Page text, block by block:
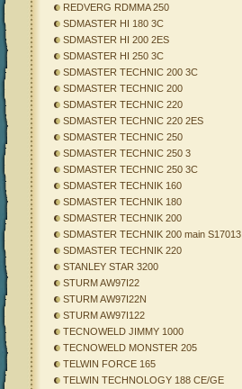
REDVERG RDMMA 250
SDMASTER HI 180 3C
SDMASTER HI 200 2ES
SDMASTER HI 250 3C
SDMASTER TECHNIC 200 3C
SDMASTER TECHNIC 200
SDMASTER TECHNIC 220
SDMASTER TECHNIC 220 2ES
SDMASTER TECHNIC 250
SDMASTER TECHNIC 250 3
SDMASTER TECHNIC 250 3C
SDMASTER TECHNIK 160
SDMASTER TECHNIK 180
SDMASTER TECHNIK 200
SDMASTER TECHNIK 200 main S17013
SDMASTER TECHNIK 220
STANLEY STAR 3200
STURM AW97I22
STURM AW97I22N
STURM AW97I122
TECNOWELD JIMMY 1000
TECNOWELD MONSTER 205
TELWIN FORCE 165
TELWIN TECHNOLOGY 188 CE/GE